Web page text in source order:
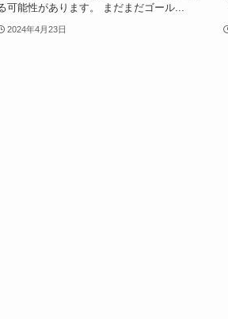
可能性があります。 まだまだゴール...
2024年4月23日